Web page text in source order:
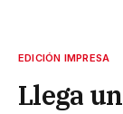
EDICIÓN IMPRESA
Llega